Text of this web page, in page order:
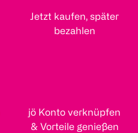
Jetzt kaufen, später
bezahlen
jö Konto verknüpfen
& Vorteile genießen